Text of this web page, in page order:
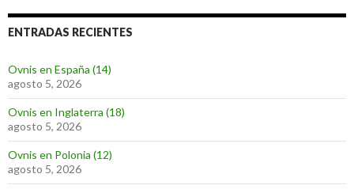
ENTRADAS RECIENTES
Ovnis en España (14)
agosto 5, 2026
Ovnis en Inglaterra (18)
agosto 5, 2026
Ovnis en Polonia (12)
agosto 5, 2026